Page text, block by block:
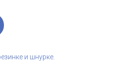
и шнурке.